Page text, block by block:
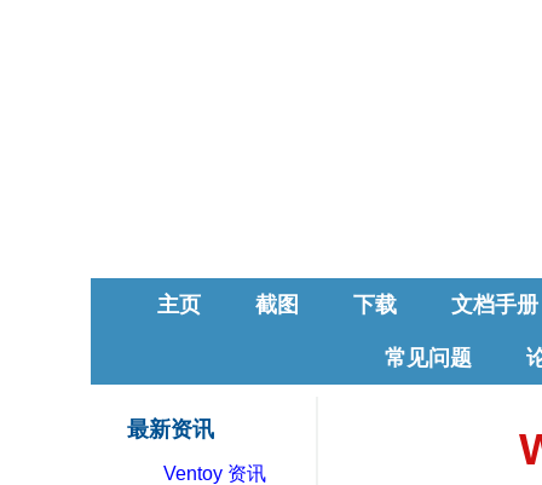
主页 截图 下载 文档手册
常见问题
最新资讯
Ventoy 资讯